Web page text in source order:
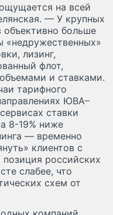
на всей
— У крупных
больше
«недружественных»
лизинг,
флот,
и ставками.
тарифного
ЮВА–
ставки
8-19% ниже
— временно
клиентов с
российских
слабее, что
схем от